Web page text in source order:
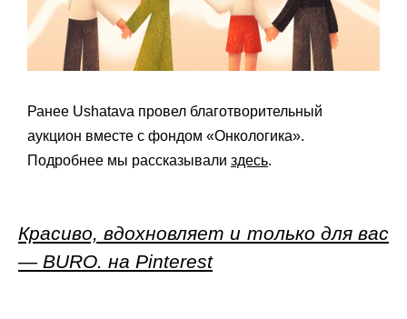
Ранее Ushatava провел благотворительный
аукцион вместе с фондом «Онкологика».
Подробнее мы рассказывали здесь.
Красиво, вдохновляет и только для вас
— BURO. на Pinterest